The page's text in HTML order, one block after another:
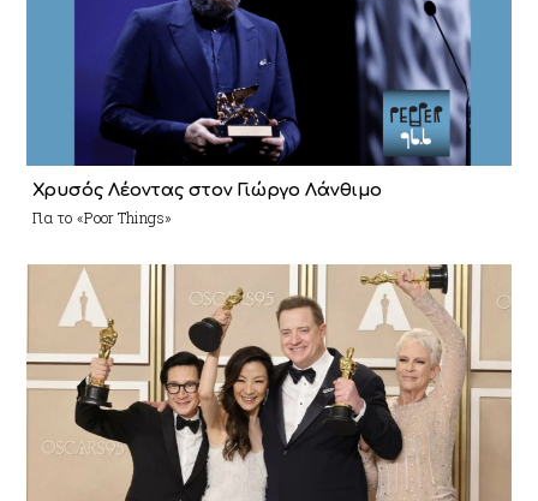
Χρυσός Λέοντας στον Γιώργο Λάνθιμο
Για το «Poor Things»